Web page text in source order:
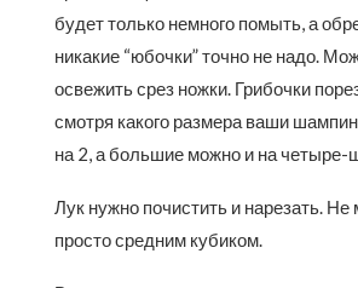
будет только немного помыть, а
никакие “юбочки” точно не надо.
освежить срез ножки. Грибочки
смотря какого размера ваши
на 2, а большие можно и на четыре-
Лук нужно почистить и нарезать. Не
просто средним кубиком.